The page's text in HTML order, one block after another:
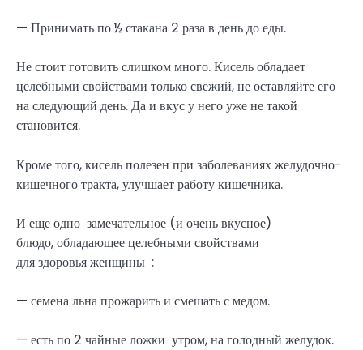
— Принимать по ½ стакана 2 раза в день до еды.
Не стоит готовить слишком много. Кисель обладает
целебными свойствами только свежий, не оставляйте его
на следующий день. Да и вкус у него уже не такой
становится.
Кроме того, кисель полезен при заболеваниях желудочно-
кишечного тракта, улучшает работу кишечника.
И еще одно замечательное (и очень вкусное)
блюдо, обладающее целебными свойствами
для здоровья женщины :
— семена льна прожарить и смешать с медом.
— есть по 2 чайные ложки утром, на голодный желудок.